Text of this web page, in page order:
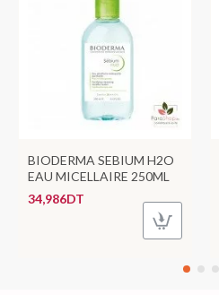
BIODERMA SEBIUM H2O
EAU MICELLAIRE 250ML
34,986DT